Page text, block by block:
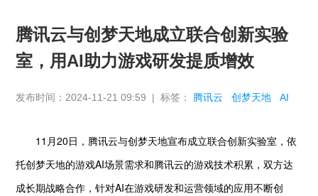
腾讯云与创梦天地成立联合创新实验
室，用AI助力游戏研发提质增效
发布时间：2024-11-21 09:59 | 标签： 腾讯云 创梦天地 AI
11月20日，腾讯云与创梦天地宣布成立联合创新实验室，依
托创梦天地的游戏AI场景需求和腾讯云的游戏技术积累，双方达
成长期战略合作，针对AI在游戏研发和运营领域的应用不断创